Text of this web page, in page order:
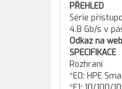
PŘEHLED
Série
4.8 Gb/s v
Odkaz na
SPECIFIKACE
Rozhraní
*E0: HPE